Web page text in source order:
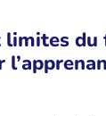
limites du